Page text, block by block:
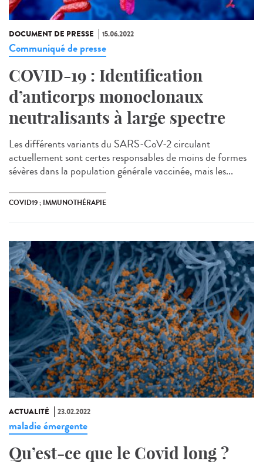
DOCUMENT DE PRESSE 15.06.2022
Communiqué de presse
COVID-19 : Identification
d’anticorps monoclonaux
neutralisants à large spectre
Les différents variants du SARS-CoV-2 circulant
actuellement sont certes responsables de moins de formes
sévères dans la population générale vaccinée, mais les...
COVID19 ; IMMUNOTHÉRAPIE
ACTUALITÉ 23.02.2022
maladie émergente
Qu’est-ce que le Covid long ?